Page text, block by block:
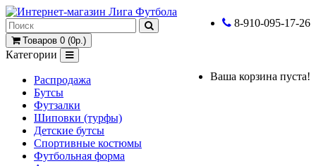
8-910-095-17-26
Товаров 0 (0р.)
Ваша корзина пуста!
Категории
Распродажа
Бутсы
Футзалки
Шиповки (турфы)
Детские бутсы
Спортивные костюмы
Футбольная форма